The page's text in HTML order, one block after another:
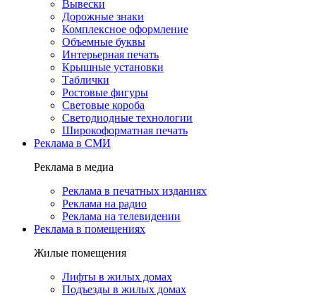
Вывески
Дорожные знаки
Комплексное оформление
Объемные буквы
Интерьерная печать
Крышные установки
Таблички
Ростовые фигуры
Световые короба
Светодиодные технологии
Широкоформатная печать
Реклама в СМИ
Реклама в медиа
Реклама в печатных изданиях
Реклама на радио
Реклама на телевидении
Реклама в помещениях
Жилые помещения
Лифты в жилых домах
Подъезды в жилых домах